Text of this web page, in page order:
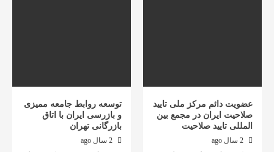
عضویت دائم مرکز ملی تایید
صلاحیت ایران در مجمع بین
المللی تایید صلاحیت
توسعه روابط جامعه ممیزی
و بازرسی ایران با اتاق
بازرگانی تهران